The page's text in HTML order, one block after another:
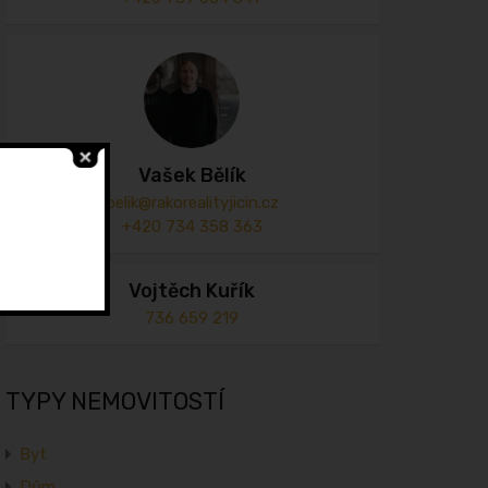
Vašek Bělík
belik@rakorealityjicin.cz
+420 734 358 363
Vojtěch Kuřík
736 659 219
TYPY NEMOVITOSTÍ
Byt